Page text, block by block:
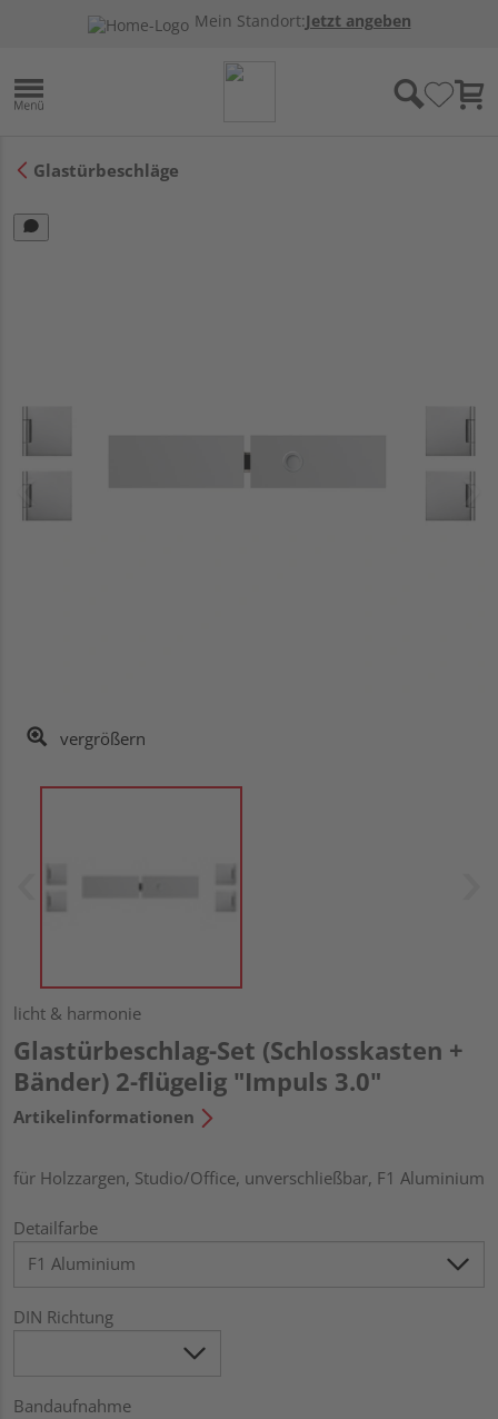
Mein Standort:Jetzt angeben
Glastürbeschläge
vergrößern
licht & harmonie
Glastürbeschlag-Set (Schlosskasten +
Bänder) 2-flügelig "Impuls 3.0"
Artikelinformationen
für Holzzargen, Studio/Office, unverschließbar, F1 Aluminium
Detailfarbe
DIN Richtung
Bandaufnahme